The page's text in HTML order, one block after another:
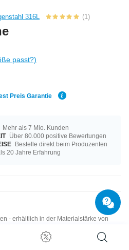
316L (1)
passt?)
Preis Garantie
Mehr als 7 Mio. Kunden
Über 80.000 positive Bewertungen
Bestelle direkt beim Produzenten
20 Jahre Erfahrung
- erhältlich in der Materialstärke von
supergünstigen Preis.